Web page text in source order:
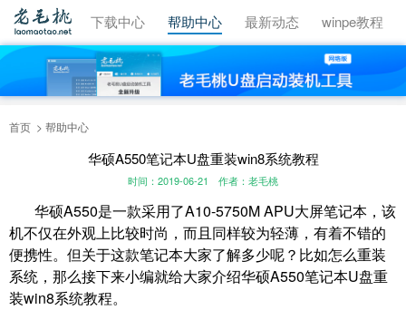
视频教程 下载中心 帮助中心 最新动态 winpe教程
首页 帮助中心
华硕A550笔记本U盘重装win8系统教程
时间：2019-06-21 作者：老毛桃
华硕A550是一款采用了A10-5750M APU大屏笔记本，该
机不仅在外观上比较时尚，而且同样较为轻薄，有着不错的
便携性。但关于这款笔记本大家了解多少呢？比如怎么重装
系统，那么接下来小编就给大家介绍华硕A550笔记本U盘重
装win8系统教程。